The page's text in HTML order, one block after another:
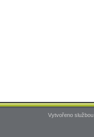
Vytvořeno službou